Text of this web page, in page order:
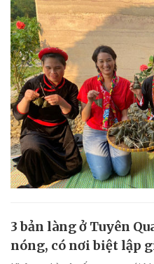
3 bản làng ở Tuyên
nóng, có nơi biệt lập